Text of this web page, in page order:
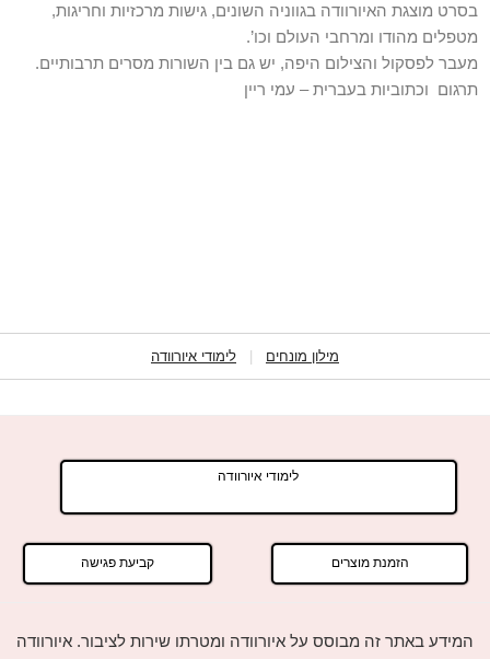
בסרט מוצגת האיורוודה בגווניה השונים, גישות מרכזיות וחריגות,
מטפלים מהודו ומרחבי העולם וכו’.
מעבר לפסקול והצילום היפה, יש גם בין השורות מסרים תרבותיים.
תרגום וכתוביות בעברית – עמי ריין
מילון מונחים | לימודי איורוודה
לימודי איורוודה
הזמנת מוצרים קביעת פגישה
המידע באתר זה מבוסס על איורוודה ומטרתו שירות לציבור. איורוודה